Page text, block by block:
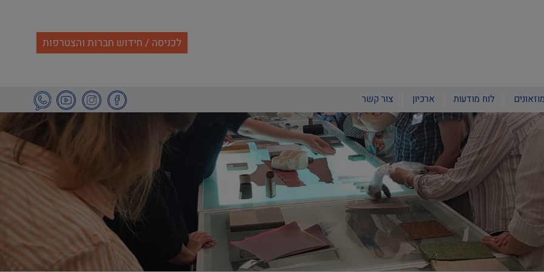
לכניסה / חידוש חברות והצטרפות
לוח מודעות ארכיון צור קשר